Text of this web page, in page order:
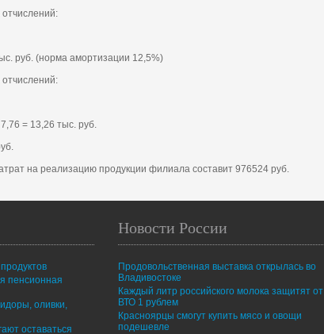
руб. (норма амортизации 12,5%)
= 13,26 тыс. руб.
на реализацию продукции филиала составит 976524 руб.
Новости России
Продовольственная выставка открылась во
Владивостоке
Каждый литр российского молока защитят от
ВТО 1 рублем
Красноярцы смогут купить мясо и овощи
подешевле
пенсионная
оливки,
оставаться